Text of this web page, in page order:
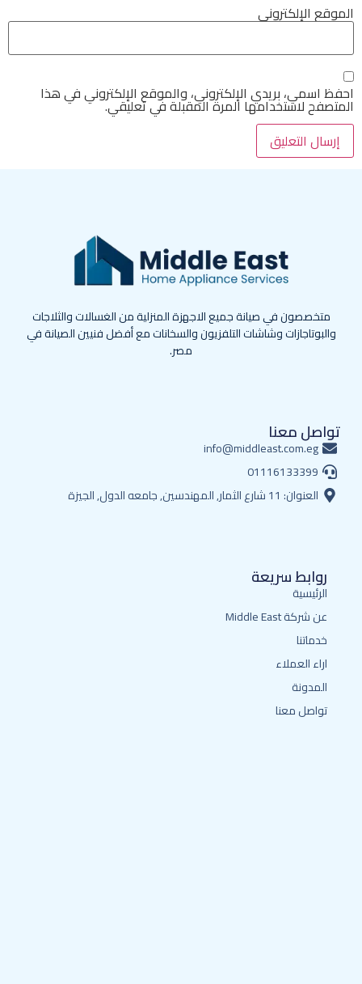
الموقع الإلكتروني
احفظ اسمي، بريدي الإلكتروني، والموقع الإلكتروني في هذا
المتصفح لاستخدامها المرة المقبلة في تعليقي.
متخصصون في صيانة جميع الاجهزة المنزلية من الغسالات والثلاجات
والبوتاجازات وشاشات التلفزيون والسخانات مع أفضل فنيين الصيانة في
مصر.
روابط سريعة
الرئيسية
عن شركة Middle East
خدماتنا
اراء العملاء
المدونة
تواصل معنا
تواصل معنا
info@middleast.com.eg
01116133399
العنوان: 11 شارع الثمار, المهندسين, جامعه الدول, الجيزة